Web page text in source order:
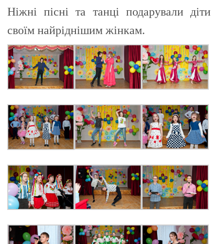
Ніжні пісні та танці подарували діти
своїм найріднішим жінкам.